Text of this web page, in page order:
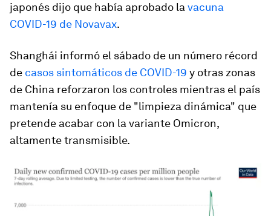
japonés dijo que había aprobado la vacuna
COVID-19 de Novavax.
Shanghái informó el sábado de un número récord
de casos sintomáticos de COVID-19 y otras zonas
de China reforzaron los controles mientras el país
mantenía su enfoque de "limpieza dinámica" que
pretende acabar con la variante Omicron,
altamente transmisible.